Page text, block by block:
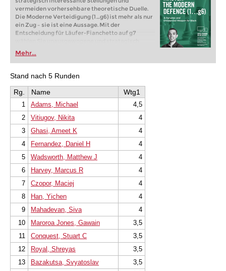
vermeiden vorhersehbare theoretische Duelle.
Die Moderne Verteidigung (1…g6) ist mehr als nur
ein Zug – sie ist eine Aussage. Mit der
Entscheidung für Läufer-Fianchetto auf g7
reichhaltige Stellungen und vermeiden
vorhersehbare theoretische Duelle. Dieser
Ansatz ermöglicht es Schwarz, sich entlang der
langen Diagonale zu entwickeln und geduldig auf
direkt anzugreifen. Wenn Sie mit Schwarz einen
vollen Punkt erzielen möchten, ist diese
Eröffnung die perfekte Ergänzung für Ihr
Repertoire.
Kostenloses Videobeispiel:
Kostenloses Videobeispiel:
King's Indian Links
4.c4 e5 Firouzja vs Carlsen
Mehr...
Stand nach 5 Runden
Rg.
Name Wtg1
1 Adams, Michael
4,5
2
Vitiugov, Nikita
4
3
Ghasi, Ameet K
4
4
Fernandez, Daniel H
4
5
Wadsworth, Matthew J
4
6
Harvey, Marcus R
4
7
Czopor, Maciej
4
8
Han, Yichen
4
9
Mahadevan, Siva
4
10
Maroroa Jones, Gawain
3,5
11
Conquest, Stuart C
3,5
12
Royal, Shreyas
3,5
13
Bazakutsa, Svyatoslav
3,5